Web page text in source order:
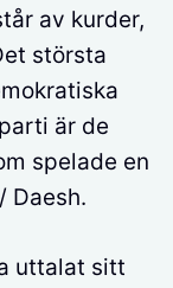
av kurder,
största
är de
spelade en
Daesh.
uttalat sitt